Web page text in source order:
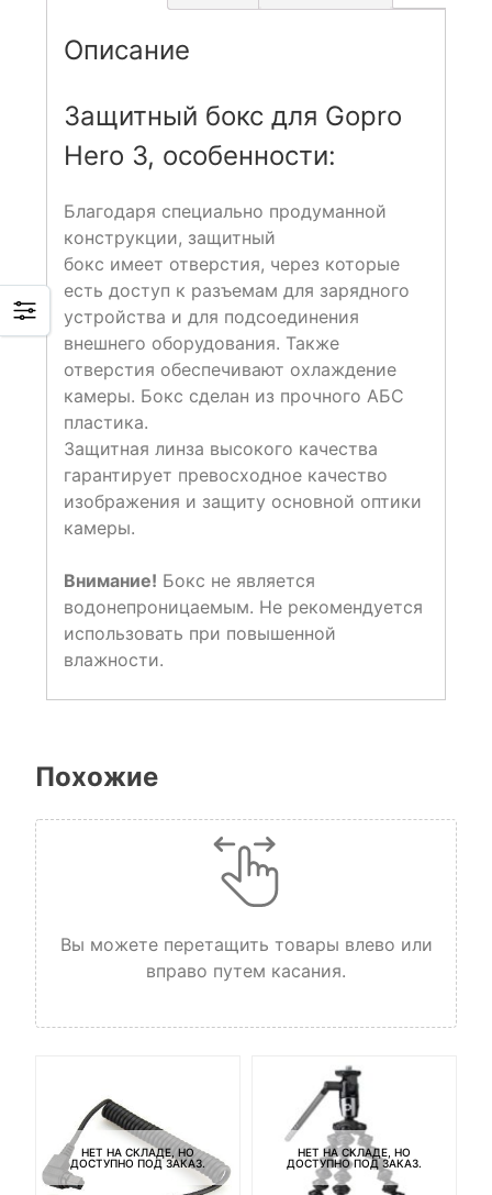
Описание
Защитный бокс для Gopro
Hero 3, особенности:
Благодаря специально продуманной
конструкции, защитный
бокс имеет отверстия, через которые
есть доступ к разъемам для зарядного
устройства и для подсоединения
внешнего оборудования. Также
отверстия обеспечивают охлаждение
камеры. Бокс сделан из прочного АБС
пластика.
Защитная линза высокого качества
гарантирует превосходное качество
изображения и защиту основной оптики
камеры.
Внимание! Бокс не является
водонепроницаемым. Не рекомендуется
использовать при повышенной
влажности.
Похожие
Вы можете перетащить товары влево или
вправо путем касания.
НЕТ НА СКЛАДЕ, НО
ДОСТУПНО ПОД ЗАКАЗ.
НЕТ НА СКЛАДЕ, НО
ДОСТУПНО ПОД ЗАКАЗ.